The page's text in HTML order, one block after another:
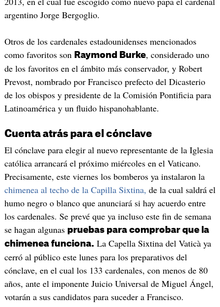
argentino Jorge Bergoglio.
Otros de los cardenales estadounidenses mencionados
como favoritos son Raymond Burke, considerado uno
de los favoritos en el ámbito más conservador, y Robert
Prevost, nombrado por Francisco prefecto del Dicasterio
de los obispos y presidente de la Comisión Pontificia para
Latinoamérica y un fluido hispanohablante.
Cuenta atrás para el cónclave
El cónclave para elegir al nuevo representante de la Iglesia
católica arrancará el próximo miércoles en el Vaticano.
Precisamente, este viernes los bomberos ya instalaron la
chimenea al techo de la Capilla Sixtina, de la cual saldrá el
humo negro o blanco que anunciará si hay acuerdo entre
los cardenales. Se prevé que ya incluso este fin de semana
se hagan algunas pruebas para comprobar que la
chimenea funciona. La Capella Sixtina del Vaticà ya
cerró al público este lunes para los preparativos del
cónclave, en el cual los 133 cardenales, con menos de 80
años, ante el imponente Juicio Universal de Miguel Ángel,
votarán a sus candidatos para suceder a Francisco.